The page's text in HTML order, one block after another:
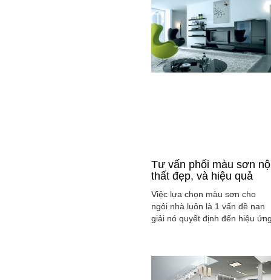
từ tông nhạt sang đậm, từ
sang tối hay ngược lại. Cùng
tìm hiểu phong các này qua
việc ...
Tư vấn phối màu sơn
thất đẹp, và hiệu quả
Việc lựa chọn màu sơn cho
ngôi nhà luôn là 1 vấn đề nan
giải nó quyết định đến hiệu
của gia đình bạn.